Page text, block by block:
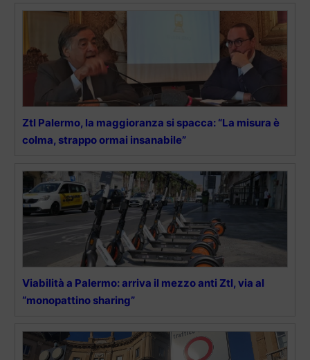
Ztl Palermo, la maggioranza si spacca: “La misura è
colma, strappo ormai insanabile”
Viabilità a Palermo: arriva il mezzo anti Ztl, via al
“monopattino sharing”